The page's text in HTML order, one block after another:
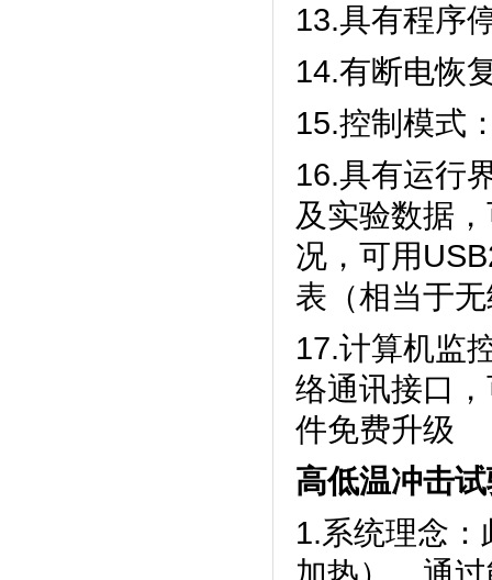
13.具有程序停
14.有断电恢复
15.控制模式：
16.具有运行界
及实验数据
况，可用
表（相当于无
17.计算机监
络通讯接口
件免费升级
高低温冲击
1.系统理念